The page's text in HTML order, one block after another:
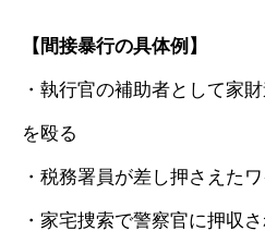
【間接暴行の具体例】
・執行官の補助者として家
を殴る
・税務署員が差し押さえた
・家宅捜索で警察官に押収